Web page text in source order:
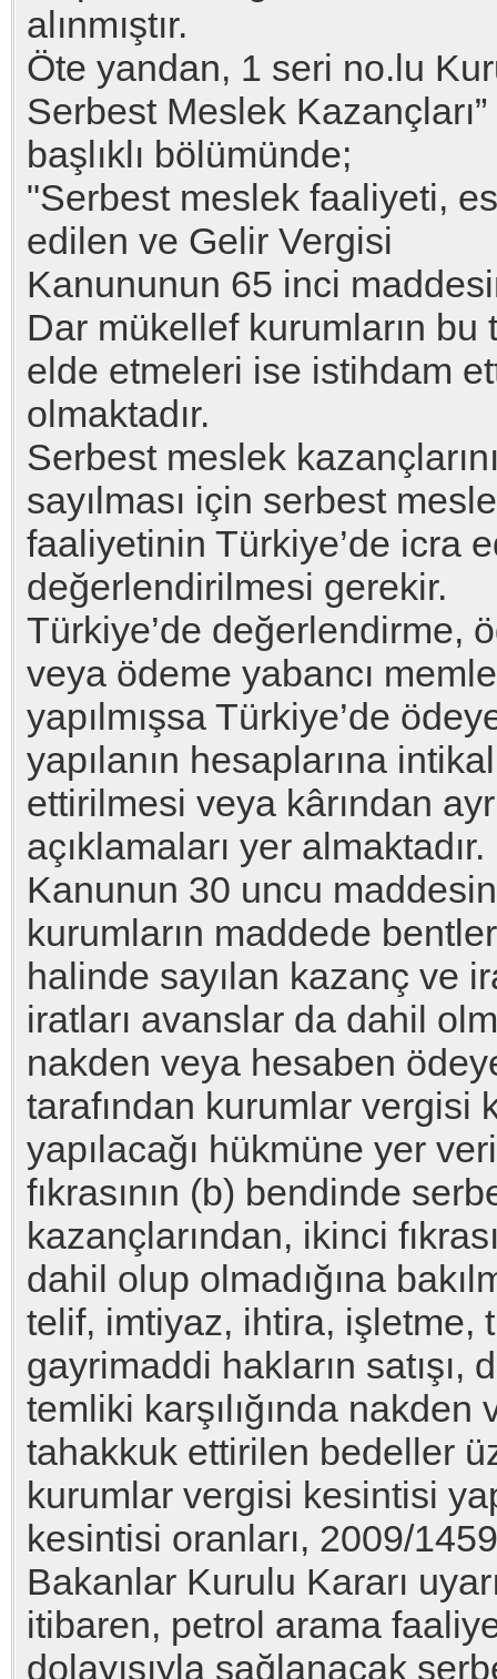
alınmıştır.
Öte yandan, 1 seri no.lu
Serbest Meslek Kazançları”
başlıklı bölümünde;
"Serbest meslek faaliyeti,
edilen ve Gelir Vergisi
Kanununun 65 inci
Dar mükellef kurumların bu
elde etmeleri ise istihdam
olmaktadır.
Serbest meslek
sayılması için serbest
faaliyetinin Türkiye’de icra
değerlendirilmesi gerekir.
Türkiye’de değerlendirme,
veya ödeme yabancı
yapılmışsa Türkiye’de
yapılanın hesaplarına intikal
ettirilmesi veya kârından
açıklamaları yer almaktadır.
Kanunun 30 uncu
kurumların maddede bentler
halinde sayılan kazanç ve
iratları avanslar da dahil
nakden veya hesaben
tarafından kurumlar vergisi
yapılacağı hükmüne yer
fıkrasının (b) bendinde
kazançlarından, ikinci
dahil olup olmadığına
telif, imtiyaz, ihtira, işletme,
gayrimaddi hakların satışı,
temliki karşılığında
tahakkuk ettirilen bedeller
kurumlar vergisi kesintisi
kesintisi oranları, 2009/
Bakanlar Kurulu Kararı
itibaren, petrol arama
dolayısıyla sağlanacak